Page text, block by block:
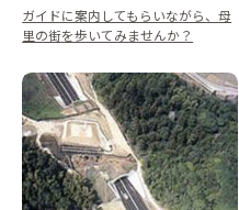
ガイドに案内してもらいながら、母
里の街を歩いてみませんか？